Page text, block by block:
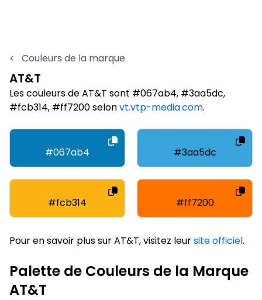
< Couleurs de la marque
AT&T
Les couleurs de AT&T sont #067ab4, #3aa5dc,
#fcb314, #ff7200 selonvt.vtp-media.com.
#067ab4 #3aa5dc
#fcb314 #ff7200
Pour en savoir plus sur AT&T, visitez leursite officiel.
Palette de Couleurs de la Marque
AT&T